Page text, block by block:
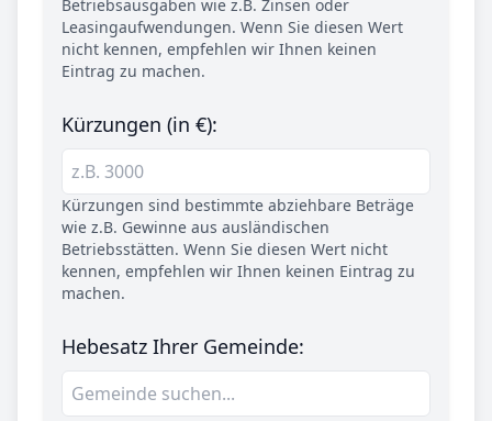
Betriebsausgaben wie z.B. Zinsen oder
Leasingaufwendungen. Wenn Sie diesen Wert
nicht kennen, empfehlen wir Ihnen keinen
Eintrag zu machen.
Kürzungen (in €):
Kürzungen sind bestimmte abziehbare Beträge
wie z.B. Gewinne aus ausländischen
Betriebsstätten. Wenn Sie diesen Wert nicht
kennen, empfehlen wir Ihnen keinen Eintrag zu
machen.
Hebesatz Ihrer Gemeinde: